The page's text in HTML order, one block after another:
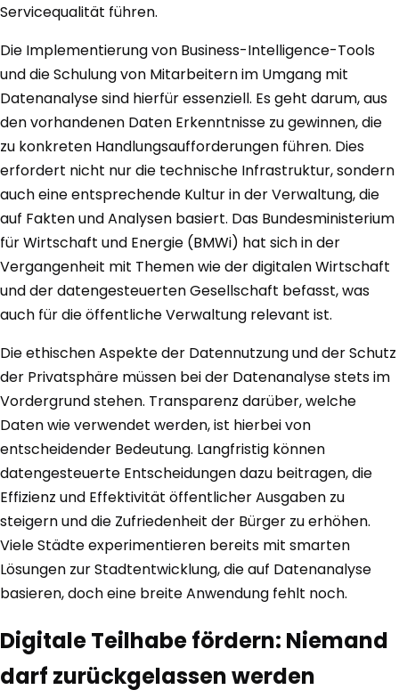
Servicequalität führen.
Die Implementierung von Business-Intelligence-Tools
und die Schulung von Mitarbeitern im Umgang mit
Datenanalyse sind hierfür essenziell. Es geht darum, aus
den vorhandenen Daten Erkenntnisse zu gewinnen, die
zu konkreten Handlungsaufforderungen führen. Dies
erfordert nicht nur die technische Infrastruktur, sondern
auch eine entsprechende Kultur in der Verwaltung, die
auf Fakten und Analysen basiert. Das Bundesministerium
für Wirtschaft und Energie (BMWi) hat sich in der
Vergangenheit mit Themen wie der digitalen Wirtschaft
und der datengesteuerten Gesellschaft befasst, was
auch für die öffentliche Verwaltung relevant ist.
Die ethischen Aspekte der Datennutzung und der Schutz
der Privatsphäre müssen bei der Datenanalyse stets im
Vordergrund stehen. Transparenz darüber, welche
Daten wie verwendet werden, ist hierbei von
entscheidender Bedeutung. Langfristig können
datengesteuerte Entscheidungen dazu beitragen, die
Effizienz und Effektivität öffentlicher Ausgaben zu
steigern und die Zufriedenheit der Bürger zu erhöhen.
Viele Städte experimentieren bereits mit smarten
Lösungen zur Stadtentwicklung, die auf Datenanalyse
basieren, doch eine breite Anwendung fehlt noch.
Digitale Teilhabe fördern: Niemand
darf zurückgelassen werden